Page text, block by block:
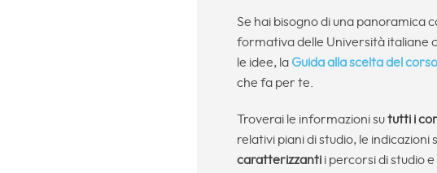
Se hai bisogno di una panoramica
formativa delle Università italiane
le idee, la Guida alla scelta del
che fa per te.
Troverai le informazioni sututti i
relativi piani di studio, le indicazioni
caratterizzantii percorsi di studio